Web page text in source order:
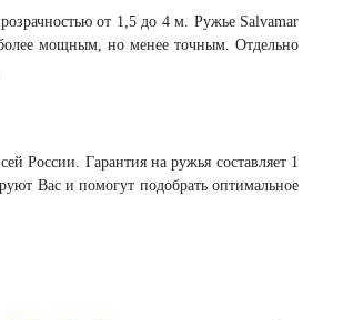
от 1,5 до 4 м. Ружье Salvamar
более мощным, но менее точным. Отдельно
России. Гарантия на ружья составляет 1
Вас и помогут подобрать оптимальное